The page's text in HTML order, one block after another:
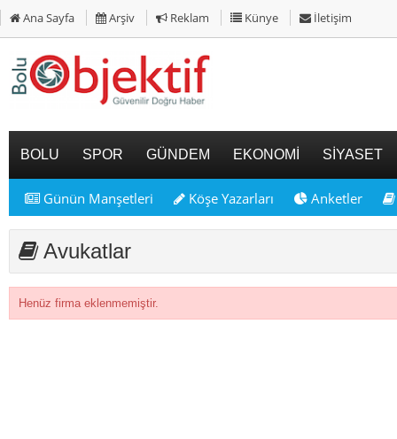
Ana Sayfa Arşiv Reklam Künye İletişim
BOLU SPOR GÜNDEM EKONOMİ SİYASET
Günün Manşetleri Köşe Yazarları Anketler
Avukatlar
Henüz firma eklenmemiştir.